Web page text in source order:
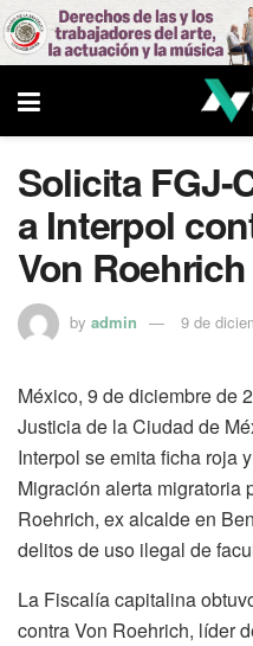
Solicita FGJ-
a Interpol
Von Roehrich
by admin 9 de
México, 9 de diciembre de
Justicia de la Ciudad de
Interpol se emita ficha roja
Migración alerta migratoria
Roehrich, ex alcalde en
delitos de uso ilegal de
La Fiscalía capitalina
contra Von Roehrich, líder